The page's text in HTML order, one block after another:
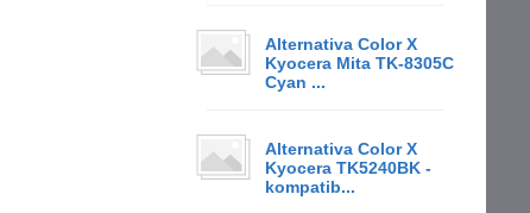
Alternativa Color X
Kyocera Mita TK-8305C
Cyan ...
Alternativa Color X
Kyocera TK5240BK -
kompatib...